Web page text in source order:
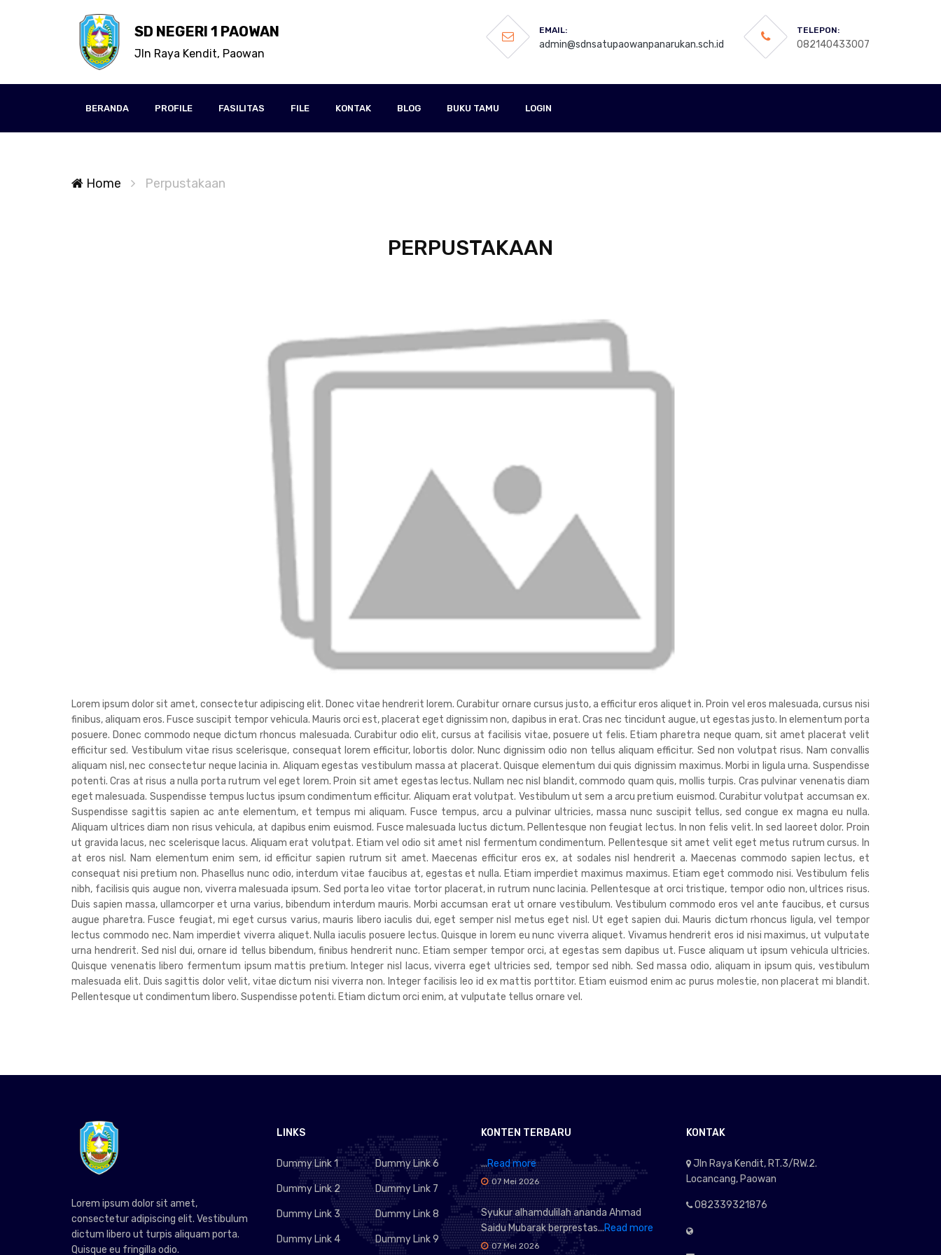
SD NEGERI 1 PAOWAN
Jln Raya Kendit, Paowan
EMAIL:
admin@sdnsatupaowanpanarukan.sch.id
TELEPON:
082140433007
BERANDA PROFILE FASILITAS FILE KONTAK BLOG BUKU TAMU LOGIN
Home Perpustakaan
PERPUSTAKAAN
Lorem ipsum dolor sit amet, consectetur adipiscing elit. Donec vitae hendrerit lorem. Curabitur ornare cursus justo, a efficitur eros aliquet in. Proin vel eros malesuada, cursus nisi
finibus, aliquam eros. Fusce suscipit tempor vehicula. Mauris orci est, placerat eget dignissim non, dapibus in erat. Cras nec tincidunt augue, ut egestas justo. In elementum porta
posuere. Donec commodo neque dictum rhoncus malesuada. Curabitur odio elit, cursus at facilisis vitae, posuere ut felis. Etiam pharetra neque quam, sit amet placerat velit
efficitur sed. Vestibulum vitae risus scelerisque, consequat lorem efficitur, lobortis dolor. Nunc dignissim odio non tellus aliquam efficitur. Sed non volutpat risus. Nam convallis
aliquam nisl, nec consectetur neque lacinia in. Aliquam egestas vestibulum massa at placerat. Quisque elementum dui quis dignissim maximus. Morbi in ligula urna. Suspendisse
potenti. Cras at risus a nulla porta rutrum vel eget lorem. Proin sit amet egestas lectus. Nullam nec nisl blandit, commodo quam quis, mollis turpis. Cras pulvinar venenatis diam
eget malesuada. Suspendisse tempus luctus ipsum condimentum efficitur. Aliquam erat volutpat. Vestibulum ut sem a arcu pretium euismod. Curabitur volutpat accumsan ex.
Suspendisse sagittis sapien ac ante elementum, et tempus mi aliquam. Fusce tempus, arcu a pulvinar ultricies, massa nunc suscipit tellus, sed congue ex magna eu nulla.
Aliquam ultrices diam non risus vehicula, at dapibus enim euismod. Fusce malesuada luctus dictum. Pellentesque non feugiat lectus. In non felis velit. In sed laoreet dolor. Proin
ut gravida lacus, nec scelerisque lacus. Aliquam erat volutpat. Etiam vel odio sit amet nisl fermentum condimentum. Pellentesque sit amet velit eget metus rutrum cursus. In
at eros nisl. Nam elementum enim sem, id efficitur sapien rutrum sit amet. Maecenas efficitur eros ex, at sodales nisl hendrerit a. Maecenas commodo sapien lectus, et
consequat nisi pretium non. Phasellus nunc odio, interdum vitae faucibus at, egestas et nulla. Etiam imperdiet maximus maximus. Etiam eget commodo nisi. Vestibulum felis
nibh, facilisis quis augue non, viverra malesuada ipsum. Sed porta leo vitae tortor placerat, in rutrum nunc lacinia. Pellentesque at orci tristique, tempor odio non, ultrices risus.
Duis sapien massa, ullamcorper et urna varius, bibendum interdum mauris. Morbi accumsan erat ut ornare vestibulum. Vestibulum commodo eros vel ante faucibus, et cursus
augue pharetra. Fusce feugiat, mi eget cursus varius, mauris libero iaculis dui, eget semper nisl metus eget nisl. Ut eget sapien dui. Mauris dictum rhoncus ligula, vel tempor
lectus commodo nec. Nam imperdiet viverra aliquet. Nulla iaculis posuere lectus. Quisque in lorem eu nunc viverra aliquet. Vivamus hendrerit eros id nisi maximus, ut vulputate
urna hendrerit. Sed nisl dui, ornare id tellus bibendum, finibus hendrerit nunc. Etiam semper tempor orci, at egestas sem dapibus ut. Fusce aliquam ut ipsum vehicula ultricies.
Quisque venenatis libero fermentum ipsum mattis pretium. Integer nisl lacus, viverra eget ultricies sed, tempor sed nibh. Sed massa odio, aliquam in ipsum quis, vestibulum
malesuada elit. Duis sagittis dolor velit, vitae dictum nisi viverra non. Integer facilisis leo id ex mattis porttitor. Etiam euismod enim ac purus molestie, non placerat mi blandit.
Pellentesque ut condimentum libero. Suspendisse potenti. Etiam dictum orci enim, at vulputate tellus ornare vel.
Lorem ipsum dolor sit amet,
consectetur adipiscing elit. Vestibulum
dictum libero ut turpis aliquam porta.
Quisque eu fringilla odio.
LINKS
Dummy Link 1
Dummy Link 2
Dummy Link 3
Dummy Link 4
Dummy Link 6
Dummy Link 7
Dummy Link 8
Dummy Link 9
KONTEN TERBARU
...Read more
07 Mei 2026
Syukur alhamdulilah ananda Ahmad
Saidu Mubarak berprestas...Read more
07 Mei 2026
KONTAK
Jln Raya Kendit, RT.3/RW.2.
Locancang, Paowan
082339321876